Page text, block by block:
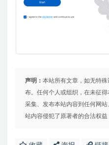
声明： 本站所有文章，如无特
布。任何个人或组织，在未征得
采集、发布本站内容到任何网
站内容侵犯了原著者的合法权益